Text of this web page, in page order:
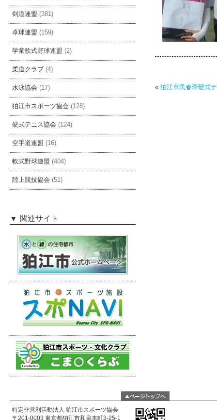
« 狛江市民春季硬式
剣道連盟 (381)
卓球連盟 (159)
学童軟式野球連盟 (2)
柔道クラブ (4)
水泳協会 (17)
狛江市スポーツ協会 (128)
硬式テニス協会 (124)
空手道連盟 (16)
軟式野球連盟 (404)
陸上競技協会 (51)
関連サイト
特定非営利活動法人 狛江市スポーツ協会
〒201-0003 東京都狛江市和泉本町3-25-1